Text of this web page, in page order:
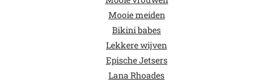
Mooie meiden
Bikini babes
Lekkere wijven
Epische Jetsers
Lana Rhoades